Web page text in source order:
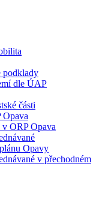
podklady
dle ÚAP
části
Opava
ORP Opava
Opavy
v přechodném